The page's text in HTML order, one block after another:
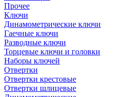
Прочее
Ключи
Динамометрические ключи
Гаечные ключи
Разводные ключи
Торцевые ключи и головки
Наборы ключей
Отвертки
Отвертки крестовые
Отвертки шлицевые